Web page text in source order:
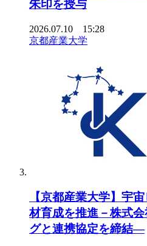
朱印を授与
2026.07.10 15:28
京都産業大学
【京都産業大学】宇
材育成を推進－株式
グと連携協定を締結―